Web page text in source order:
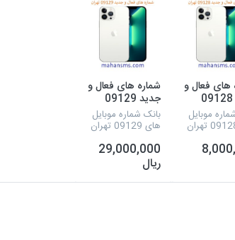
های فعال و
جدید 09128
موبایل
شماره های فعال و
جدید 09129
تهران
بانک شماره موبایل
های 09129 تهران
29,000,000
ریال